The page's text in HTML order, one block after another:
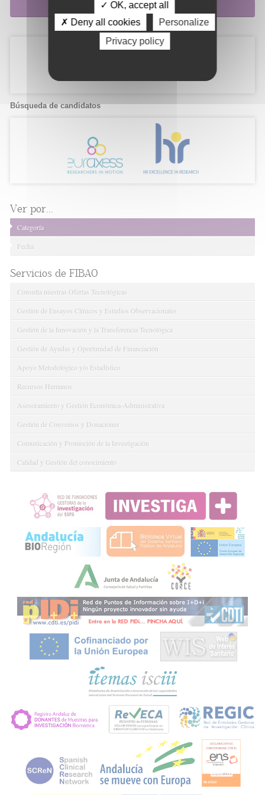
Suscripción
Búsqueda de candidatos
Ver por...
Categoría
Fecha
Servicios de FIBAO
Consulta nuestras Ofertas Tecnológicas
Gestión de Ensayos Clínicos y Estudios Observacionales
Gestión de la Innovación y la Transferencia Tecnológica
Gestión de Ayudas y Oportunidad de Financiación
Apoyo Metodológico y/o Estadístico
Recursos Humanos
Asesoramiento y Gestión Económica-Administrativa
Gestión de Convenios y Donaciones
Comunicación y Promoción de la Investigación
Calidad y Gestión del conocimiento
✓ OK, accept all
✗ Deny all cookies
Personalize
Privacy policy